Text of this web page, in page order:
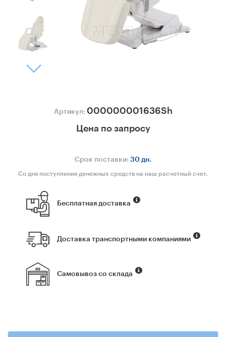
Артикул: 000000001636Sh
Цена по запросу
Срок поставки: 30 дн.
Со дня поступления денежных средств на наш расчетный счет.
Бесплатная доставка
Доставка транспортными компаниями
Самовывоз со склада